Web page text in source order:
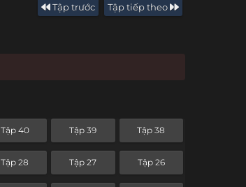
Tập trước Tập tiếp theo
Tập 40 Tập 39 Tập 38
Tập 28 Tập 27 Tập 26